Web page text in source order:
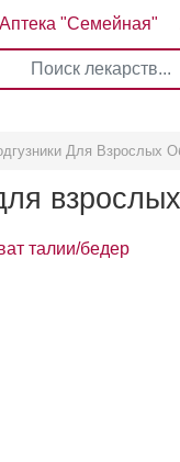
Аптека "Семейная"
4
Для Взрослых